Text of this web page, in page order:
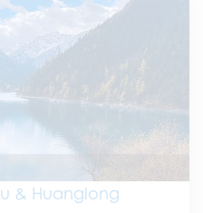
& Huanglong